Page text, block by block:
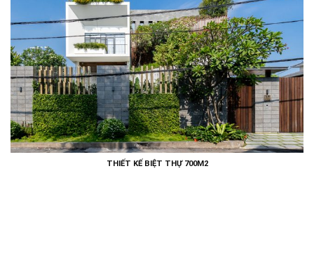
THIẾT KẾ BIỆT THỰ 700M2